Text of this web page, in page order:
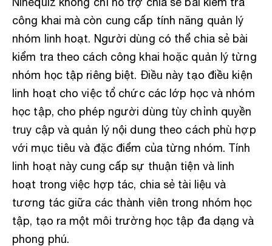
công khai mà còn cung cấp tính năng quản lý
nhóm linh hoạt. Người dùng có thể chia sẻ bài
kiểm tra theo cách công khai hoặc quản lý từng
nhóm học tập riêng biệt. Điều này tạo điều kiện
linh hoạt cho việc tổ chức các lớp học và nhóm
học tập, cho phép người dùng tùy chỉnh quyền
truy cập và quản lý nội dung theo cách phù hợp
với mục tiêu và đặc điểm của từng nhóm. Tính
linh hoạt này cung cấp sự thuận tiện và linh
hoạt trong việc hợp tác, chia sẻ tài liệu và
tương tác giữa các thành viên trong nhóm học
tập, tạo ra một môi trường học tập đa dạng và
phong phú.